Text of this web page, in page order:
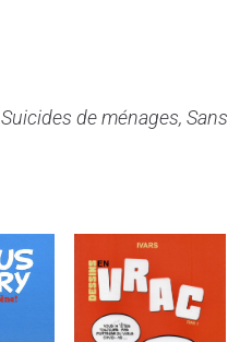
Suicides de ménages,